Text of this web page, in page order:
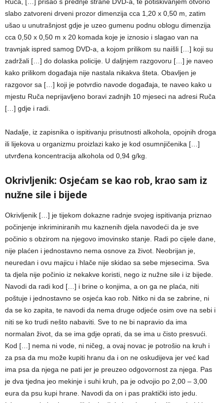
slabo zatvoreni drveni prozor dimenzija cca 1,20 x 0,50 m, zatim
ušao u unutrašnjost gdje je uzeo gumenu podnu oblogu dimenzija
cca 0,50 x 0,50 m x 20 komada koje je iznosio i slagao van na
travnjak ispred samog DVD-a, a kojom prilikom su naišli […] koji su
zadržali […] do dolaska policije. U daljnjem razgovoru […] je naveo
kako prilikom događaja nije nastala nikakva šteta. Obavljen je
razgovor sa […] koji je potvrdio navode događaja, te naveo kako u
mjestu Ruča neprijavljeno boravi zadnjih 10 mjeseci na adresi Ruča
[…] gdje i radi.
Nadalje, iz zapisnika o ispitivanju prisutnosti alkohola, opojnih droga
ili lijekova u organizmu proizlazi kako je kod osumnjičenika […]
utvrđena koncentracija alkohola od 0,94 g/kg.
Okrivljenik: Osjećam se kao rob, krao sam iz
nužne sile i bijede
Okrivljenik […] je tijekom dokazne radnje svojeg ispitivanja priznao
počinjenje inkriminiranih mu kaznenih djela navodeći da je sve
počinio s obzirom na njegovo imovinsko stanje. Radi po cijele dane,
nije plaćen i jednostavno nema osnove za život. Neobrijan je,
neuredan i ovu majicu i hlače nije skidao sa sebe mjesecima. Sva
ta djela nije počinio iz nekakve koristi, nego iz nužne sile i iz bijede.
Navodi da radi kod […] i brine o konjima, a on ga ne plaća, niti
poštuje i jednostavno se osjeća kao rob. Nitko ni da se zabrine, ni
da se ko zapita, te navodi da nema druge odjeće osim ove na sebi i
niti se ko trudi nešto nabaviti. Sve to ne bi napravio da ima
normalan život, da se ima gdje oprati, da se ima u čisto presvući.
Kod […] nema ni vode, ni ničeg, a ovaj novac je potrošio na kruh i
za psa da mu može kupiti hranu da i on ne oskudijeva jer već kad
ima psa da njega ne pati jer je preuzeo odgovornost za njega. Pas
je dva tjedna jeo mekinje i suhi kruh, pa je odvojio po 2,00 – 3,00
eura da psu kupi hrane. Navodi da on i pas praktički isto jedu.